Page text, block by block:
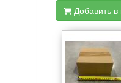
Добавить в